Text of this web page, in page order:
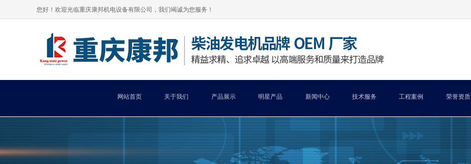
您好！欢迎光临重庆康邦机电设备有限公司，我们竭诚为您服务！
网站首页 关于我们 产品展示 明星产品 新闻中心 技术服务 工程案例 荣誉资质